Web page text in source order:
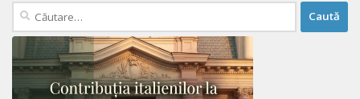
Caută
după: